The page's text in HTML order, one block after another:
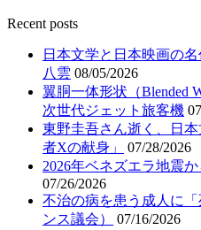
Recent posts
日本文学と日本映画の
八雲 08/05/2026
翼胴一体形状（Blended
次世代ジェット旅客機
東野圭吾さん逝く、日
者Xの献身」
07/28/2026
2026年ベネズエラ地震
07/26/2026
不治の病を患う成人に
ンス議会）
07/16/2026